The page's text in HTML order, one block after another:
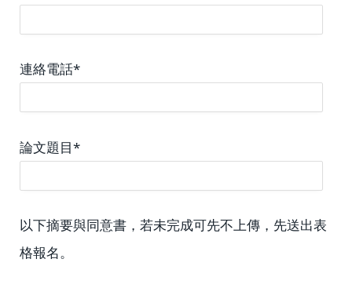
連絡電話*
論文題目*
以下摘要與同意書，若未完成可先不上傳，先送出表
格報名。